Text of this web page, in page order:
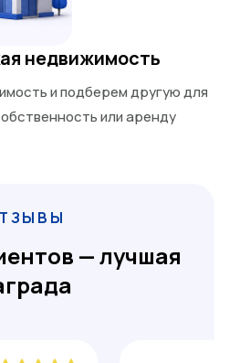
недвижимость
и подберем другую для
или аренду
— лучшая